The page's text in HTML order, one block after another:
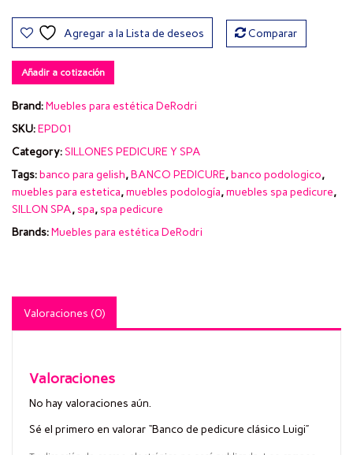
Agregar a la Lista de deseos Comparar
Añadir a cotización
Brand:Muebles para estética DeRodri
SKU:EPD01
Category:SILLONES PEDICURE Y SPA
Tags:banco para gelish,BANCO PEDICURE,banco podologico,
muebles para estetica,muebles podología,muebles spa pedicure,
SILLON SPA,spa,spa pedicure
Brands:Muebles para estética DeRodri
Valoraciones (0)
Valoraciones
No hay valoraciones aún.
Sé el primero en valorar “Banco de pedicure clásico Luigi”